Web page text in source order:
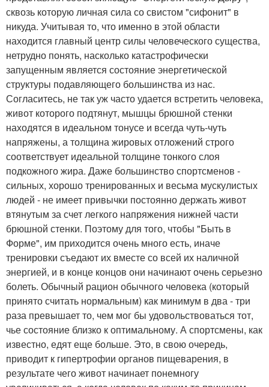
сквозь которую личная сила со свистом "сифонит" в
никуда. Учитывая то, что именно в этой области
находится главный центр силы человеческого существа,
нетрудно понять, насколько катастрофически
запущенным является состояние энергетической
структуры подавляющего большинства из нас.
Согласитесь, не так уж часто удается встретить человека,
живот которого подтянут, мышцы брюшной стенки
находятся в идеальном тонусе и всегда чуть-чуть
напряжены, а толщина жировых отложений строго
соответствует идеальной толщине тонкого слоя
подкожного жира. Даже большинство спортсменов -
сильных, хорошо тренированных и весьма мускулистых
людей - не имеет привычки постоянно держать живот
втянутым за счет легкого напряжения нижней части
брюшной стенки. Поэтому для того, чтобы "Быть в
Форме", им приходится очень много есть, иначе
тренировки съедают их вместе со всей их наличной
энергией, и в конце концов они начинают очень серьезно
болеть. Обычный рацион обычного человека (который
принято считать нормальным) как минимум в два - три
раза превышает то, чем мог бы удовольствоваться тот,
чье состояние близко к оптимальному. А спортсмены, как
известно, едят еще больше. Это, в свою очередь,
приводит к гипертрофии органов пищеварения, в
результате чего живот начинает понемногу